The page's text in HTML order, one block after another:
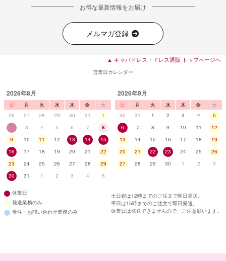
お得な最新情報をお届け
メルマガ登録
▲ キャバドレス・ドレス通販 トップページへ
営業日カレンダー
2026年8月
日 月 火 水 木 金
土
26
27 28 29 30 31
1
2
3 4 5 6 7
8
9
10 11 12 13 14
15
16
17 18 19 20 21
22
23
24 25 26 27 28
29
30
31 1 2 3 4 5
2026年9月
日 月 火 水 木 金
土
30
31 1 2 3 4
5
6
7 8 9 10 11
12
13
14 15 16 17 18
19
20
21 22 23 24 25
26
27
28 29 30 1 2 3
休業日
発送業務のみ
受注・お問い合わせ業務のみ
土日祝は12時までのご注文で即日発送。
平日は15時までのご注文で即日発送。
休業日は発送できませんので、ご注意願います。